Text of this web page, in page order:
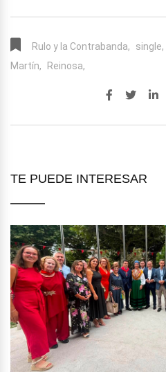
Rulo y la Contrabanda, single,
Martín,
Reinosa,
TE PUEDE INTERESAR